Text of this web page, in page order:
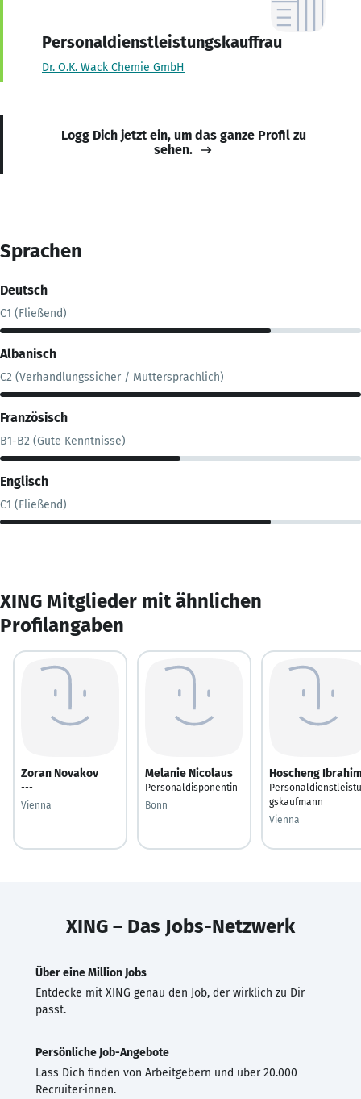
Personaldienstleistungskauffrau
Dr. O.K. Wack Chemie GmbH
Logg Dich jetzt ein, um das ganze Profil zu
sehen.
Sprachen
Deutsch
C1 (Fließend)
Albanisch
C2 (Verhandlungssicher / Muttersprachlich)
Französisch
B1-B2 (Gute Kenntnisse)
Englisch
C1 (Fließend)
XING Mitglieder mit ähnlichen
Profilangaben
Zoran Novakov
---
Vienna
Melanie Nicolaus
Personaldisponentin
Bonn
Hoscheng
gskaufmann
Vienna
XING – Das Jobs-Netzwerk
Über eine Million Jobs
Entdecke mit XING genau den Job, der wirklich zu Dir
passt.
Persönliche Job-Angebote
Lass Dich finden von Arbeitgebern und über 20.000
Recruiter·innen.